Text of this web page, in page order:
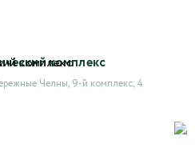
комплекс
Челны, 9-й комплекс, 4